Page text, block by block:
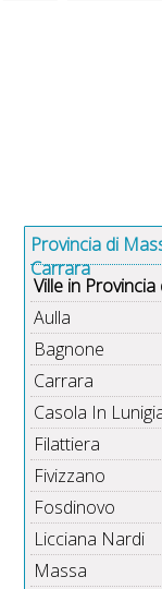
Provincia di
Carrara
Ville in
Aulla
Bagnone
Carrara
Casola In
Filattiera
Fivizzano
Fosdinovo
Licciana Nardi
Massa